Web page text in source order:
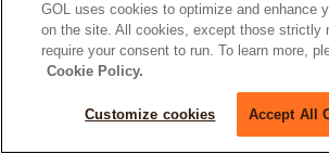
Gol | Relações com
© 2021 | Todos Direitos Reservados |
Powered by MZ
GOL uses cookies to optimize and enhance
on the site. All cookies, except those strictly
require your consent to run. To learn more,
Cookie Policy.
Customize cookies Accept All